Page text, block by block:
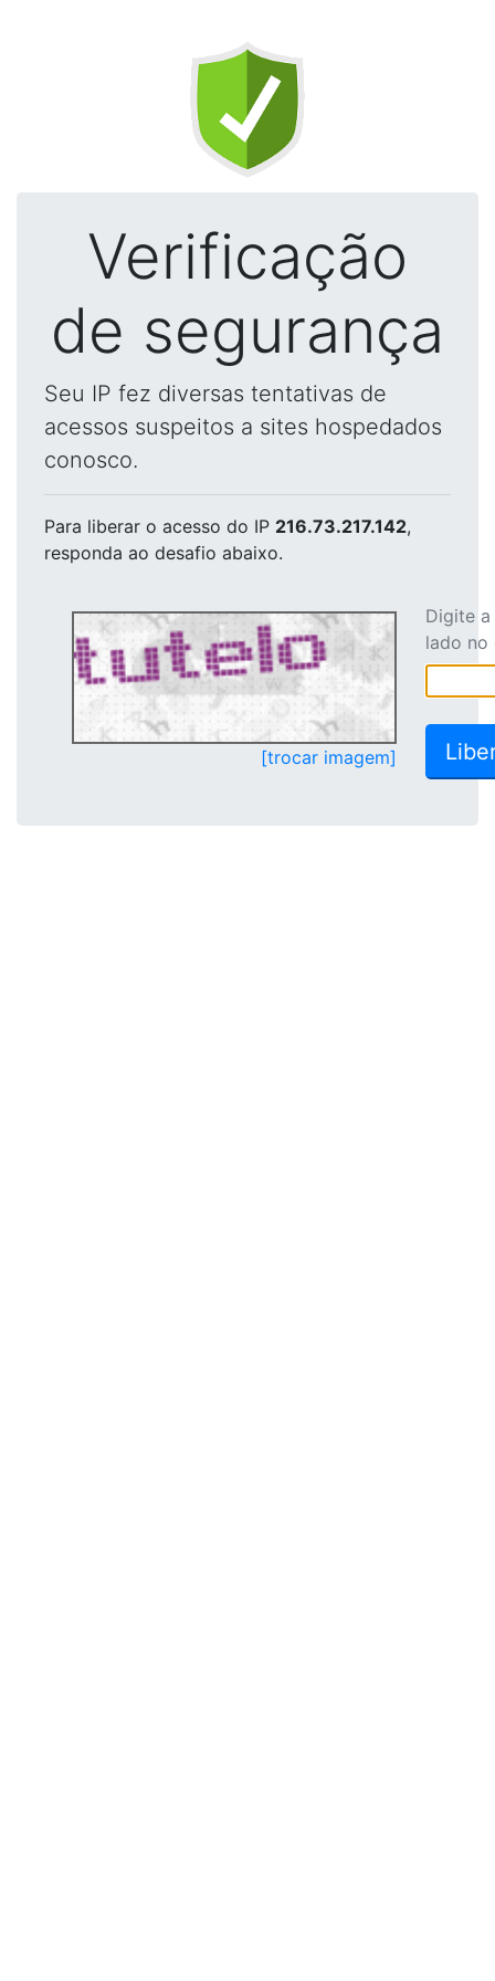
Verificação
de segurança
Seu IP fez diversas tentativas de
acessos suspeitos a sites hospedados
conosco.
Para liberar o acesso do IP 216.73.217.142,
responda ao desafio abaixo.
[trocar imagem]
Digite
lado no